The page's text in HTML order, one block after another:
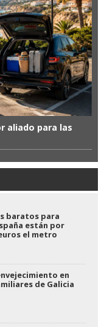
aliado para las
baratos para
están por
el metro
en
de Galicia